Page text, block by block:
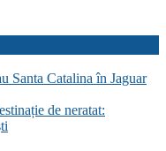
Santa Catalina în Jaguar
de neratat: